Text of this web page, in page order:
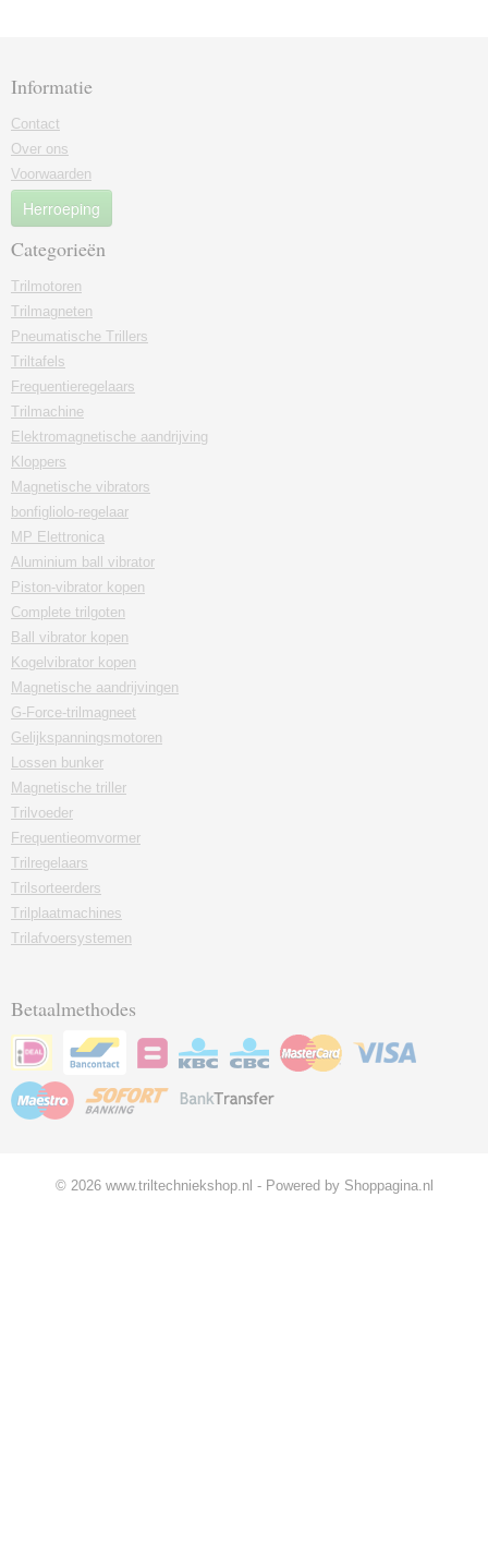
Informatie
Contact
Over ons
Voorwaarden
Herroeping
Categorieën
Trilmotoren
Trilmagneten
Pneumatische Trillers
Triltafels
Frequentieregelaars
Trilmachine
Elektromagnetische aandrijving
Kloppers
Magnetische vibrators
bonfigliolo-regelaar
MP Elettronica
Aluminium ball vibrator
Piston-vibrator kopen
Complete trilgoten
Ball vibrator kopen
Kogelvibrator kopen
Magnetische aandrijvingen
G-Force-trilmagneet
Gelijkspanningsmotoren
Lossen bunker
Magnetische triller
Trilvoeder
Frequentieomvormer
Trilregelaars
Trilsorteerders
Trilplaatmachines
Trilafvoersystemen
Betaalmethodes
© 2026 www.triltechniekshop.nl - Powered by Shoppagina.nl